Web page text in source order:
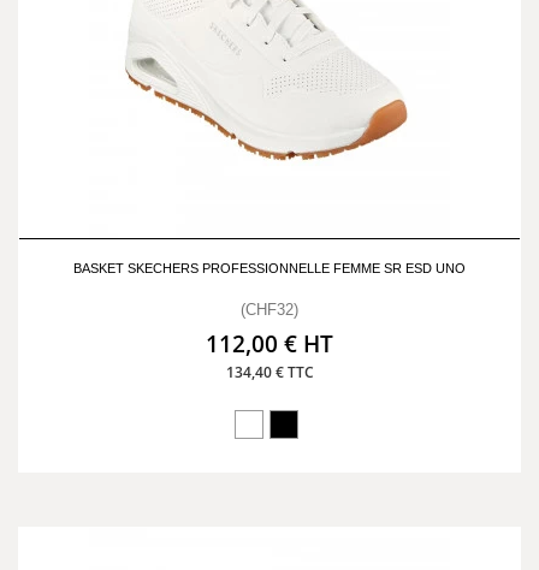
BASKET SKECHERS PROFESSIONNELLE FEMME SR ESD UNO
(CHF32)
112,00 € HT
134,40 € TTC